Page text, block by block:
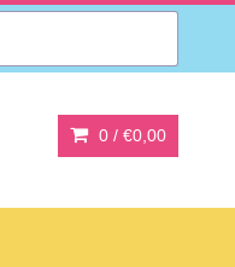
0 / €0,00